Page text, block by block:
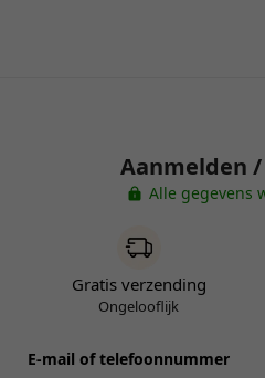
Aanmelden
Alle gegevens
Gratis verzending
Ongelooflijk
E-mail of telefoonnummer